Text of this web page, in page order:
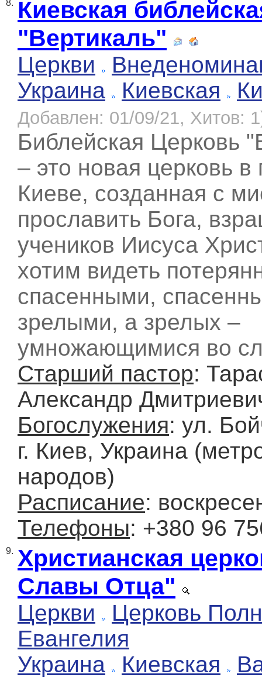
8. Киевская
"Вертикаль"
Церкви
Украина
Киевская
Добавлен: 01/09/21, Хитов:
Библейская Церковь
– это новая церковь в
Киеве, созданная с
прославить Бога,
учеников Иисуса
хотим видеть
спасенными,
зрелыми, а зрелых –
умножающимися во
Старший пастор:
Александр
Богослужения: ул.
г. Киев, Украина
народов)
Расписание:
Телефоны: +380 96
9. Христианская
Славы Отца"
Церкви
Церковь
Евангелия
Украина
Киевская